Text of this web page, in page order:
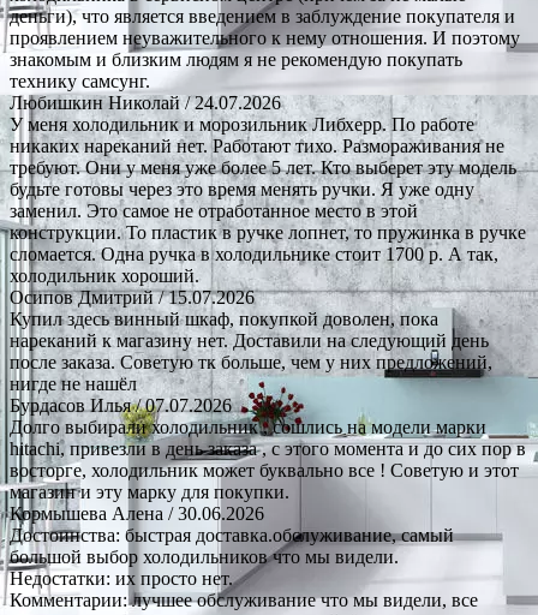
деньги), что является введением в заблуждение покупателя и
проявлением неуважительного к нему отношения. И поэтому
знакомым и близким людям я не рекомендую покупать
технику самсунг.
Любишкин Николай/ 24.07.2026
У меня холодильник и морозильник Либхерр. По работе
никаких нареканий нет. Работают тихо. Размораживания не
требуют. Они у меня уже более 5 лет. Кто выберет эту модель
будьте готовы через это время менять ручки. Я уже одну
заменил. Это самое не отработанное место в этой
конструкции. То пластик в ручке лопнет, то пружинка в ручке
сломается. Одна ручка в холодильнике стоит 1700 р. А так,
холодильник хороший.
Осипов Дмитрий/ 15.07.2026
Купил здесь винный шкаф, покупкой доволен, пока
нареканий к магазину нет. Доставили на следующий день
после заказа. Советую тк больше, чем у них предложений,
нигде не нашёл
Бурдасов Илья/ 07.07.2026
Долго выбирали холодильник , сошлись на модели марки
hitachi, привезли в день заказа , с этого момента и до сих пор в
восторге, холодильник может буквально все ! Советую и этот
магазин и эту марку для покупки.
Кормышева Алена / 30.06.2026
Достоинства: быстрая доставка.обслуживание, самый
большой выбор холодильников что мы видели.
Недостатки: их просто нет.
Комментарии: лучшее обслуживание что мы видели, все